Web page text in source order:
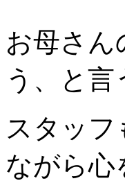
お母さん
う、と言
スタッ
ながら心